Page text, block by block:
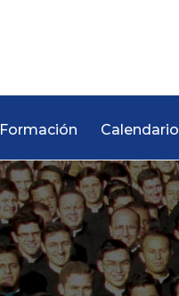
Formación Calendario